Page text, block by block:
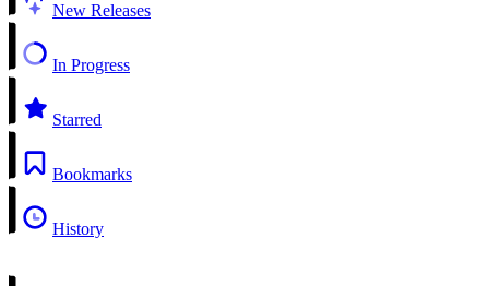
New Releases
In Progress
Starred
Bookmarks
History